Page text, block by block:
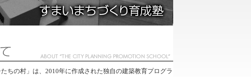
ちの村」は、2010年に作成された独自の建築教育プログラ